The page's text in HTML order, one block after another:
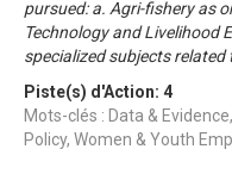
pursued: a. Agri-fishery as
Technology and Livelihood
specialized subjects
Piste(s) d'Action: 4
Mots-clés : Data &
Policy, Women & Youth